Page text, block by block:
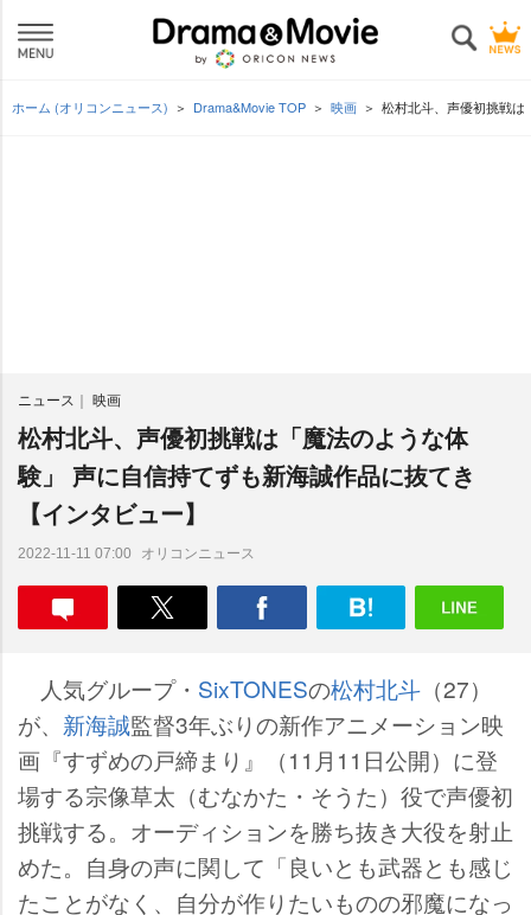
ホーム (オリコンニュース) Drama&Movie TOP 映画 松村北斗、声優初挑戦
ニュース 映画
松村北斗、声優初挑戦は「魔法のような体
験」 声に自信持てずも新海誠作品に抜てき
【インタビュー】
2022-11-11 07:00 オリコンニュース
人気グループ・ SixTONESの松村北斗 （27）
が、 新海誠監督3年ぶりの新作アニメーション映
画『すずめの戸締まり』（11月11日公開）に登
場する宗像草太（むなかた・そうた）役で声優初
挑戦する。オーディションを勝ち抜き大役を射止
めた。自身の声に関して「良いとも武器とも感じ
たことがなく、自分が作りたいものの邪魔になっ